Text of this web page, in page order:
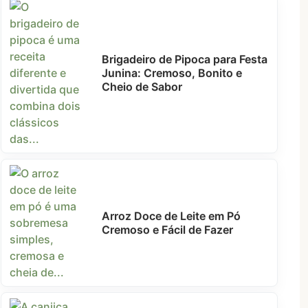
Brigadeiro de Pipoca para Festa
Junina: Cremoso, Bonito e
Cheio de Sabor
Arroz Doce de Leite em Pó
Cremoso e Fácil de Fazer